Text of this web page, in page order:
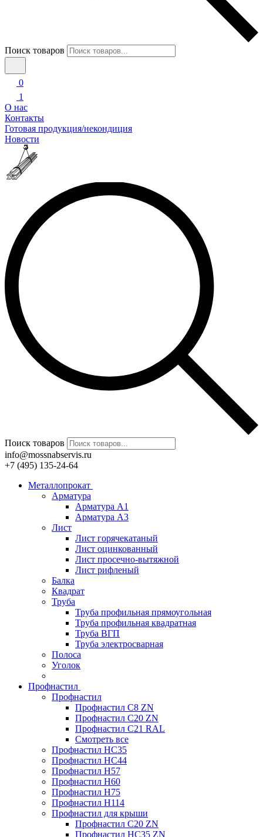
Поиск товаров
0
1
О нас
Контакты
Готовая продукция/некондиция
Новости
Поиск товаров
info@mossnabservis.ru
+7 (495) 135-24-64
Металлопрокат
Арматура
Арматура А1
Арматура А3
Лист
Лист горячекатаный
Лист оцинкованный
Лист просечно-вытяжной
Лист рифленый
Балка
Квадрат
Труба
Труба профильная прямоугольная
Труба профильная квадратная
Труба ВГП
Труба электросварная
Полоса
Уголок
Профнастил
Профнастил
Профнастил С8 ZN
Профнастил С20 ZN
Профнастил С21 RAL
Смотреть все
Профнастил HC35
Профнастил HC44
Профнастил H57
Профнастил H60
Профнастил H75
Профнастил H114
Профнастил для крыши
Профнастил С20 ZN
Профнастил НС35 ZN